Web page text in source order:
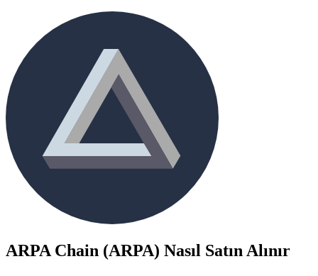
ARPA Chain (ARPA) Nasıl Satın Alınır